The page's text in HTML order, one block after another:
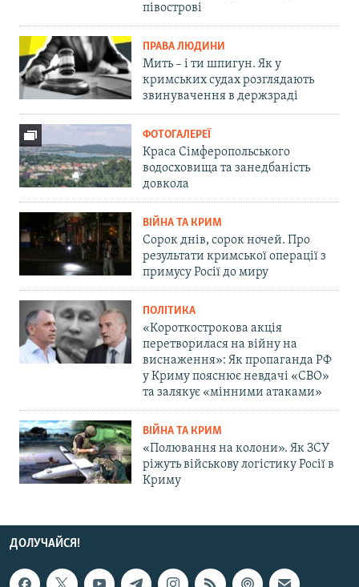
півострові
ПРАВА ЛЮДИНИ
Мить – і ти шпигун. Як у
кримських судах розглядають
звинувачення в держзраді
ФОТОГАЛЕРЕЇ
Краса Сімферопольського
водосховища та занедбаність
довкола
ВІЙНА ТА КРИМ
Сорок днів, сорок ночей. Про
результати кримської операції з
примусу Росії до миру
ПОЛІТИКА
«Короткострокова акція
перетворилася на війну на
виснаження»: Як пропаганда РФ
у Криму пояснює невдачі «СВО»
та залякує «мінними атаками»
ВІЙНА ТА КРИМ
«Полювання на колони». Як ЗСУ
ріжуть військову логістику Росії в
Криму
ДОЛУЧАЙСЯ!